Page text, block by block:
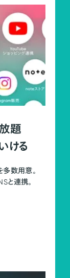
題
ける
多数用意。
と連携。